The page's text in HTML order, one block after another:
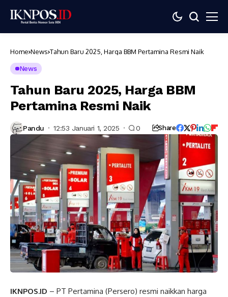
Home News Tahun Baru 2025, Harga BBM Pertamina Resmi Naik
News
Tahun Baru 2025, Harga BBM
Pertamina Resmi Naik
Pandu 12:53 Januari 1, 2025 0 Share
IKNPOS.ID – PT Pertamina (Persero) resmi naikkan harga